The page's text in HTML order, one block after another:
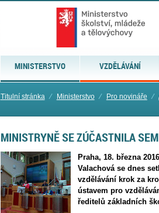
MINISTERSTVO VZDĚLÁVÁNÍ
Titulní stránka ⁄ Ministerstvo ⁄ Pro novináře ⁄
MINISTRYNĚ SE ZÚČASTNILA
Praha, 18. března
Valachová se dnes
vzdělávání krok za
ústavem pro
ředitelů základních